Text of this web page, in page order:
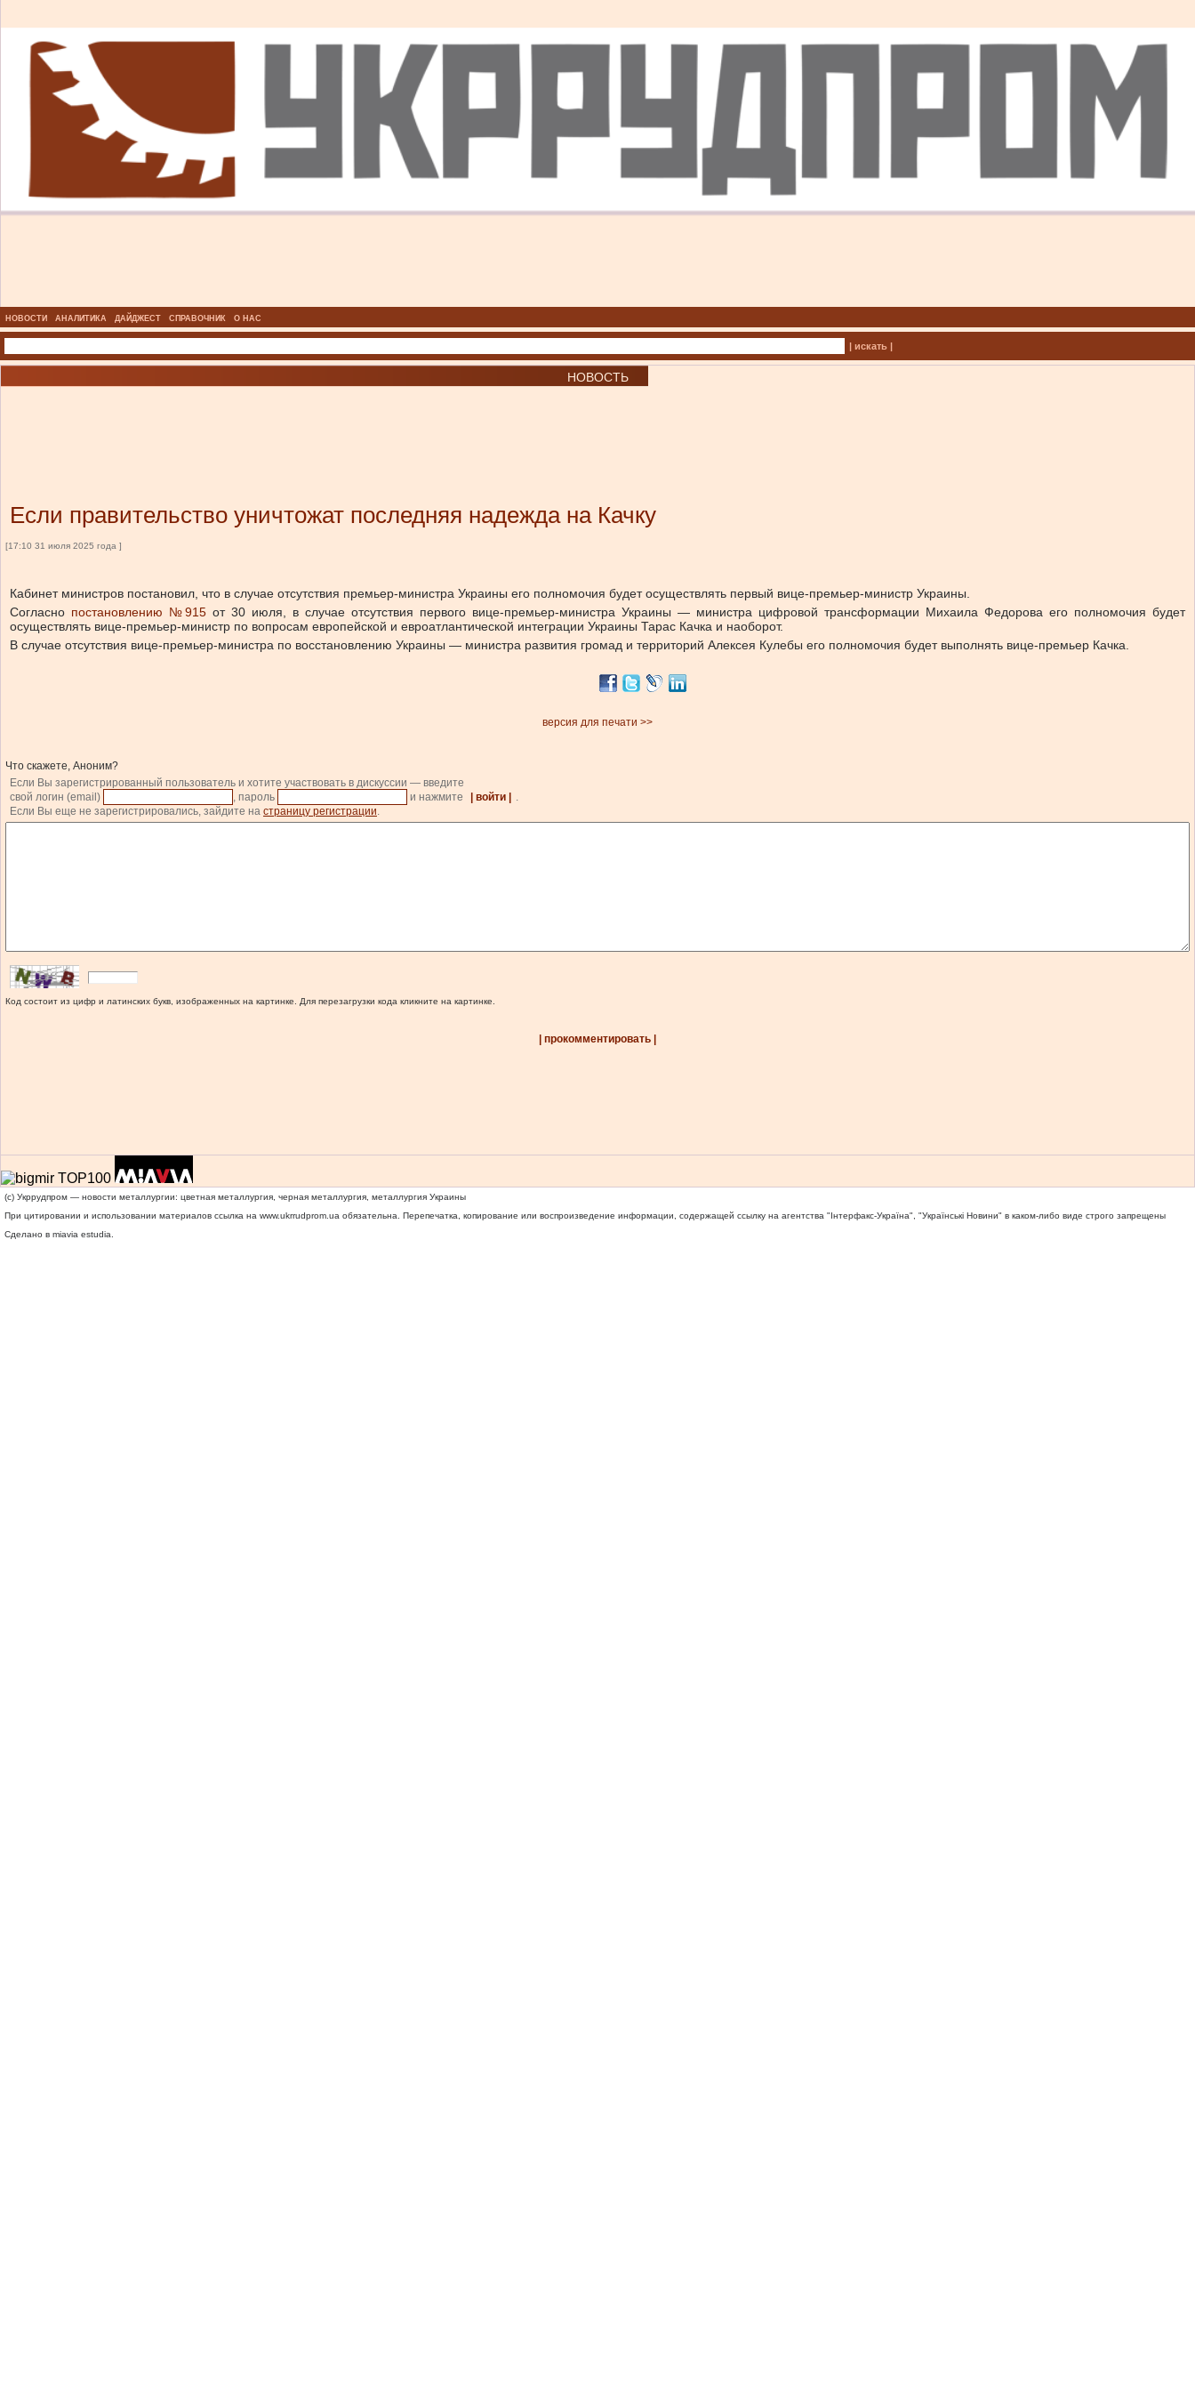
НОВОСТИ АНАЛИТИКА ДАЙДЖЕСТ СПРАВОЧНИК О НАС
| искать |
НОВОСТЬ
Если правительство уничтожат последняя надежда на Качку
[17:10 31 июля 2025 года ]
Кабинет министров постановил, что в случае отсутствия премьер-министра Украины его полномочия будет осуществлять первый вице-премьер-министр Украины.
Согласно постановлению №915 от 30 июля, в случае отсутствия первого вице-премьер-министра Украины — министра цифровой трансформации Михаила Федорова его полномочия будет
осуществлять вице-премьер-министр по вопросам европейской и евроатлантической интеграции Украины Тарас Качка и наоборот.
В случае отсутствия вице-премьер-министра по восстановлению Украины — министра развития громад и территорий Алексея Кулебы его полномочия будет выполнять вице-премьер Качка.
версия для печати >>
Что скажете, Аноним?
Если Вы зарегистрированный пользователь и хотите участвовать в дискуссии — введите
свой логин (email)
, пароль и нажмите | войти |
.
Если Вы еще не зарегистрировались, зайдите на страницу регистрации.
Код состоит из цифр и латинских букв, изображенных на картинке. Для перезагрузки кода кликните на картинке.
| прокомментировать |
(c) Укррудпром — новости металлургии: цветная металлургия, черная металлургия, металлургия Украины
При цитировании и использовании материалов ссылка на www.ukrrudprom.ua обязательна. Перепечатка, копирование или воспроизведение информации, содержащей ссылку на агентства "Iнтерфакс-Україна", "Українськi Новини" в каком-либо виде строго запрещены
Сделано в miavia estudia.